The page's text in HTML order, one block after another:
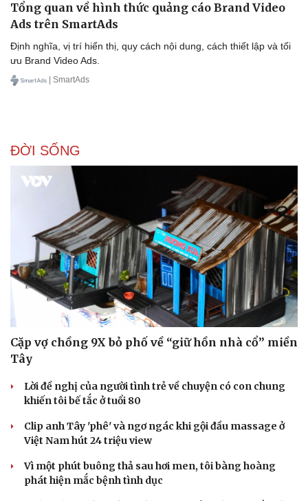
Sức khỏe
Tổng quan về hình thức quảng cáo Brand Video
Ads trên SmartAds
Định nghĩa, vị trí hiển thị, quy cách nội dung, cách thiết lập và tối
ưu Brand Video Ads.
| SmartAds
ĐỜI SỐNG
Cặp vợ chồng 9X bỏ phố về “giữ hồn nhà cổ” miền
Tây
Lời đề nghị của người tình trẻ về chuyện có con chung
khiến tôi bế tắc ở tuổi 80
Clip anh Tây 'phê' và ngơ ngác khi gội đầu massage ở
Việt Nam hút 24 triệu view
Vì một phút buông thả sau hơi men, tôi bàng hoàng
phát hiện mắc bệnh tình dục